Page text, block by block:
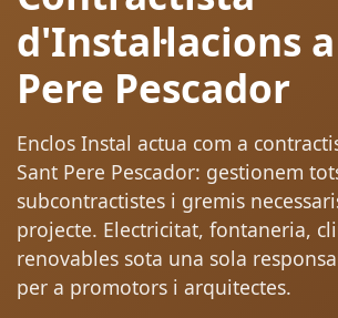
d'Instal·lacions
Pere Pescador
Enclos Instal actua com a
Sant Pere Pescador: gestionem
subcontractistes i gremis
projecte. Electricitat, fontaneria,
renovables sota una sola
per a promotors i arquitectes.